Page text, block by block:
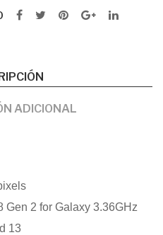
ADICIONAL
Gen 2 for Galaxy 3.36GHz
13